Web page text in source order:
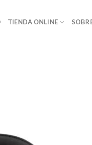
TIENDA ONLINE